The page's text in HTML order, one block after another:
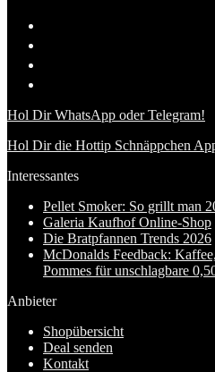
Hol Dir WhatsApp oder Telegram!
Hol Dir die Hottip Schnäppchen
Interessantes
Pellet Smoker: So grillt man
Galeria Kaufhof Online-Shop
Die Bratpfannen Trends 2026
McDonalds Feedback:
Pommes für unschlagbare
Anbieter
Shopübersicht
Deal senden
Kontakt